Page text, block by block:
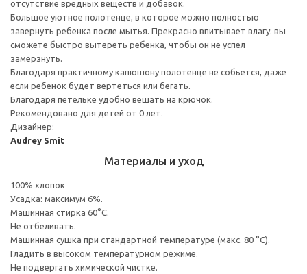
отсутствие вредных веществ и добавок.
Большое уютное полотенце, в которое можно полностью
завернуть ребенка после мытья. Прекрасно впитывает влагу: вы
сможете быстро вытереть ребенка, чтобы он не успел
замерзнуть.
Благодаря практичному капюшону полотенце не собьется, даже
если ребенок будет вертеться или бегать.
Благодаря петельке удобно вешать на крючок.
Рекомендовано для детей от 0 лет.
Дизайнер:
Audrey Smit
Материалы и уход
100% хлопок
Усадка: максимум 6%.
Машинная стирка 60°С.
Не отбеливать.
Машинная сушка при стандартной температуре (макс. 80 °C).
Гладить в высоком температурном режиме.
Не подвергать химической чистке.